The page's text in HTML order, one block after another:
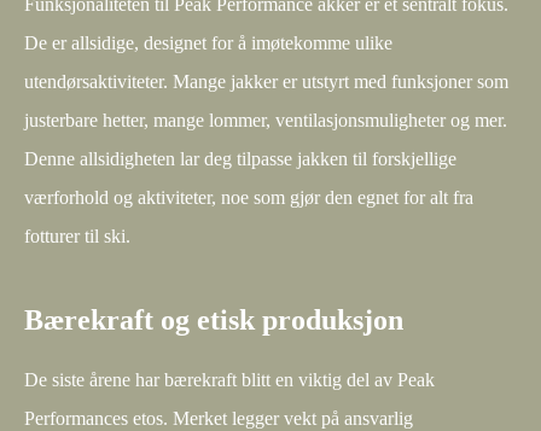
Funksjonaliteten til Peak Performance akker er et sentralt fokus.
De er allsidige, designet for å imøtekomme ulike
utendørsaktiviteter. Mange jakker er utstyrt med funksjoner som
justerbare hetter, mange lommer, ventilasjonsmuligheter og mer.
Denne allsidigheten lar deg tilpasse jakken til forskjellige
værforhold og aktiviteter, noe som gjør den egnet for alt fra
fotturer til ski.
Bærekraft og etisk produksjon
De siste årene har bærekraft blitt en viktig del av Peak
Performances etos. Merket legger vekt på ansvarlig